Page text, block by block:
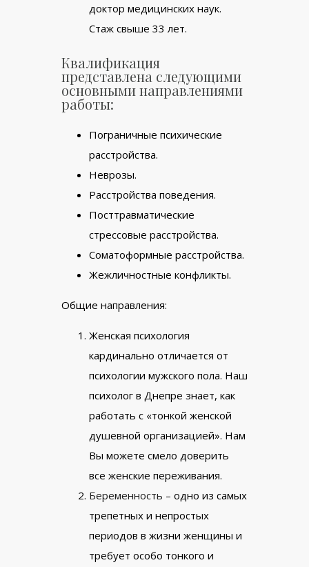
доктор медицинских наук.
Стаж свыше 33 лет.
Квалификация
представлена следующими
основными направлениями
работы:
Пограничные психические
расстройства.
Неврозы.
Расстройства поведения.
Посттравматические
стрессовые расстройства.
Соматоформные расстройства.
Жежличностные конфликты.
Общие направления:
Женская психология
кардинально отличается от
психологии мужского пола. Наш
психолог в Днепре знает, как
работать с «тонкой женской
душевной организацией». Нам
Вы можете смело доверить
все женские переживания.
Беременность – одно из самых
трепетных и непростых
периодов в жизни женщины и
требует особо тонкого и